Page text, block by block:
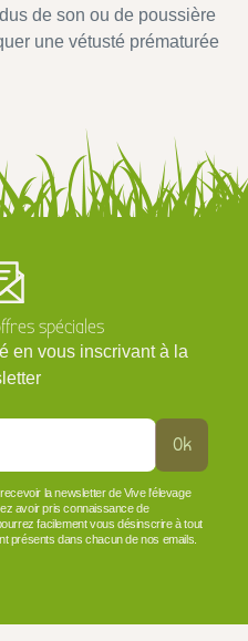
de son ou de poussière
une vétusté prématurée
spéciales
en vous inscrivant à la
Ok
la newsletter de Vive l'élevage
avoir pris connaissance de
facilement vous désinscrire à tout
présents dans chacun de nos emails.